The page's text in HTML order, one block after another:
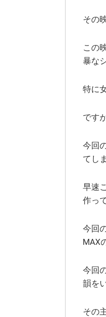
その
この
暴な
特に
です
今回
てし
早速
作っ
今回
MAX
今回
韻を
その